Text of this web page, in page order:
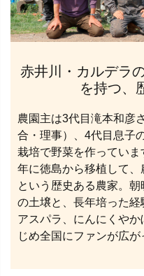
赤井川・カルデラ
を持つ、
農園主は3代目滝本和彦
合・理事）、4代目息子
栽培で野菜を作ってい
年に徳島から移植して
という歴史ある農家。
の土壌と、長年培った
アスパラ、にんにくや
じめ全国にファンが広が